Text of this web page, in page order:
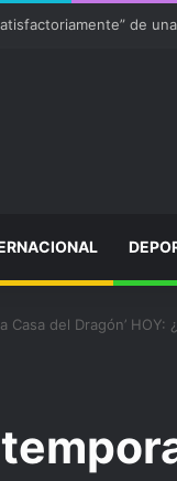
Casa del Dragón’